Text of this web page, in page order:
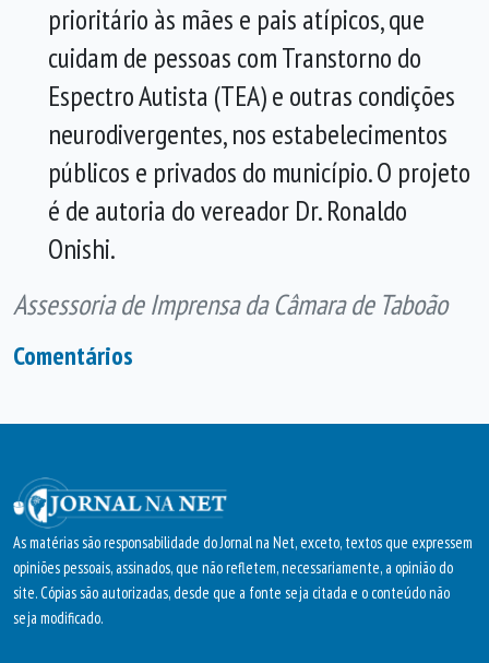
prioritário às mães e pais atípicos, que
cuidam de pessoas com Transtorno do
Espectro Autista (TEA) e outras condições
neurodivergentes, nos estabelecimentos
públicos e privados do município. O projeto
é de autoria do vereador Dr. Ronaldo
Onishi.
Assessoria de Imprensa da Câmara de Taboão
Comentários
As matérias são responsabilidade do Jornal na Net, exceto, textos que expressem
opiniões pessoais, assinados, que não refletem, necessariamente, a opinião do
site. Cópias são autorizadas, desde que a fonte seja citada e o conteúdo não
seja modificado.